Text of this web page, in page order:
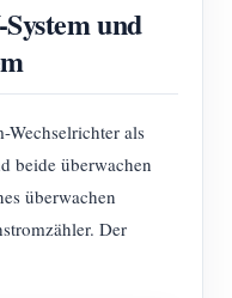
und
Wechselrichter als
beide überwachen
überwachen
Der